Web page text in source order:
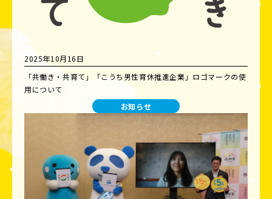
2025年10月16日
「共働き・共育て」「こうち男性育休推進企業」ロゴマークの使
用について
お知らせ